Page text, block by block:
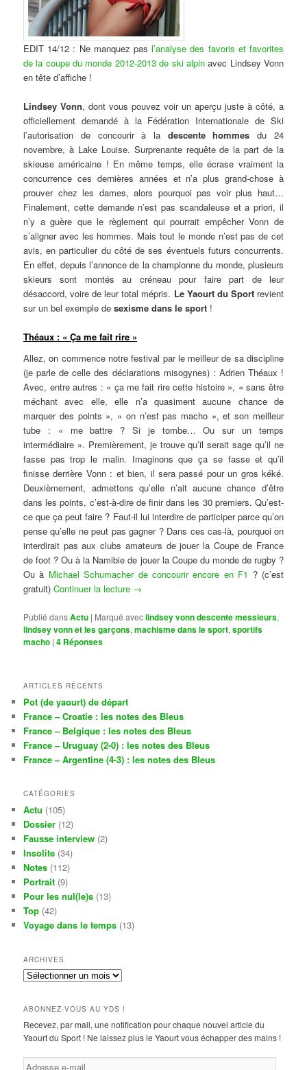
EDIT 14/12 : Ne manquez pasl’analyse des favoris et favorites
de la coupe du monde 2012-2013 de ski alpinavec Lindsey Vonn
en tête d’affiche !
Lindsey Vonn, dont vous pouvez voir un aperçu juste à côté, a
officiellement demandé à la Fédération Internationale de Ski
l’autorisation de concourir à la descente hommes du 24
novembre, à Lake Louise. Surprenante requête de la part de la
skieuse américaine ! En même temps, elle écrase vraiment la
concurrence ces dernières années et n’a plus grand-chose à
prouver chez les dames, alors pourquoi pas voir plus haut…
Finalement, cette demande n’est pas scandaleuse et a priori, il
n’y a guère que le règlement qui pourrait empêcher Vonn de
s’aligner avec les hommes. Mais tout le monde n’est pas de cet
avis, en particulier du côté de ses éventuels futurs concurrents.
En effet, depuis l’annonce de la championne du monde, plusieurs
skieurs sont montés au créneau pour faire part de leur
désaccord, voire de leur total mépris. Le Yaourt du Sportrevient
sur un bel exemple desexisme dans le sport !
Théaux : « Ça me fait rire »
Allez, on commence notre festival par le meilleur de sa discipline
(je parle de celle des déclarations misogynes) : Adrien Théaux !
Avec, entre autres : « ça me fait rire cette histoire », « sans être
méchant avec elle, elle n’a quasiment aucune chance de
marquer des points », « on n’est pas macho », et son meilleur
tube : « me battre ? Si je tombe… Ou sur un temps
intermédiaire ». Premièrement, je trouve qu’il serait sage qu’il ne
fasse pas trop le malin. Imaginons que ça se fasse et qu’il
finisse derrière Vonn : et bien, il sera passé pour un gros kéké.
Deuxièmement, admettons qu’elle n’ait aucune chance d’être
dans les points, c’est-à-dire de finir dans les 30 premiers. Qu’est-
ce que ça peut faire ? Faut-il lui interdire de participer parce qu’on
pense qu’elle ne peut pas gagner ? Dans ces cas-là, pourquoi on
interdirait pas aux clubs amateurs de jouer la Coupe de France
de foot ? Ou à la Namibie de jouer la Coupe du monde de rugby ?
Ou à Michael Schumacher de concourir encore en F1 ? (c’est
gratuit)Continuer la lecture →
Publié dansActu | Marqué aveclindsey vonn descente messieurs,
lindsey vonn et les garçons,machisme dans le sport,sportifs
macho |4 Réponses
ARTICLES RÉCENTS
Pot (de yaourt) de départ
France – Croatie : les notes des Bleus
France – Belgique : les notes des Bleus
France – Uruguay (2-0) : les notes des Bleus
France – Argentine (4-3) : les notes des Bleus
CATÉGORIES
Actu (105)
Dossier (12)
Fausse interview (2)
Insolite (34)
Notes (112)
Portrait (9)
Pour les nul(le)s (13)
Top (42)
Voyage dans le temps (13)
ARCHIVES
Archives
ABONNEZ-VOUS AU YDS !
Recevez, par mail, une notification pour chaque nouvel article du
Yaourt du Sport ! Ne laissez plus le Yaourt vous échapper des mains !
Adresse